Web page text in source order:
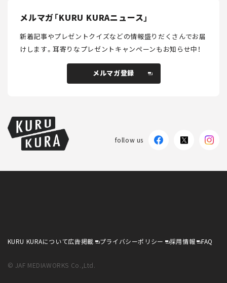
メルマガ「KURU KURAニュース」
新着記事やプレゼントクイズなどの情報盛りだくさんでお届
けします。耳寄りなプレゼントキャンペーンもお知らせ中！
メルマガ登録
follow us
KURU KURAについて広告掲載 プライバシーポリシー 採用情報 FAQ
© JAF MEDIAWORKS Co.,Ltd.